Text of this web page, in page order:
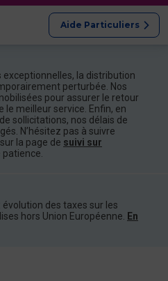
Aide Particuliers
la distribution
perturbée. Nos
pour assurer le retour
le meilleur service. Enfin, en
sollicitations, nos délais de
N’hésitez pas à suivre
la page de suivi sur
patience.
des taxes sur les
hors Union Européenne.
En